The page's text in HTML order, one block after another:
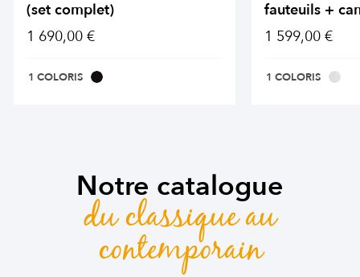
(set complet)
1 690,00 €
1 COLORIS
fauteuils +
1 599,00 €
1 COLORIS
Notre catalogue
du classique au
contemporain